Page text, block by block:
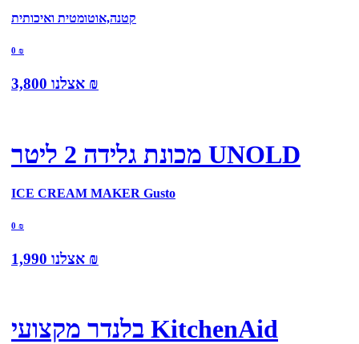
קטנה,אוטומטית ואיכותית
0 ₪
אצלנו 3,800 ₪
מכונת גלידה 2 ליטר UNOLD
ICE CREAM MAKER Gusto
0 ₪
אצלנו 1,990 ₪
בלנדר מקצועי KitchenAid